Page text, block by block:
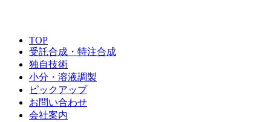
TOP
受託合成・特注合成
独自技術
小分・溶液調製
ピックアップ
お問い合わせ
会社案内